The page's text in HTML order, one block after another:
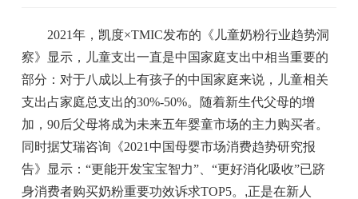
2021年，凯度×TMIC发布的《儿童奶粉行业趋势洞
察》显示，儿童支出一直是中国家庭支出中相当重要的
部分：对于八成以上有孩子的中国家庭来说，儿童相关
支出占家庭总支出的30%-50%。随着新生代父母的增
加，90后父母将成为未来五年婴童市场的主力购买者。
同时据艾瑞咨询《2021中国母婴市场消费趋势研究报
告》显示：“更能开发宝宝智力”、“更好消化吸收”已跻
身消费者购买奶粉重要功效诉求TOP5。 ,正是在新人